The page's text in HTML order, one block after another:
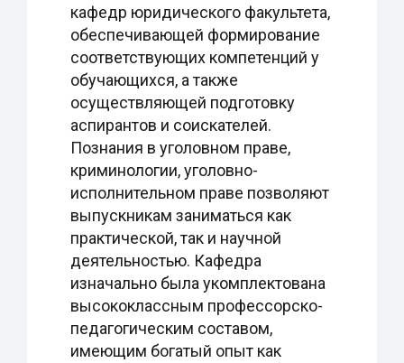
кафедр юридического факультета,
обеспечивающей формирование
соответствующих компетенций у
обучающихся, а также
осуществляющей подготовку
аспирантов и соискателей.
Познания в уголовном праве,
криминологии, уголовно-
исполнительном праве позволяют
выпускникам заниматься как
практической, так и научной
деятельностью. Кафедра
изначально была укомплектована
высококлассным профессорско-
педагогическим составом,
имеющим богатый опыт как